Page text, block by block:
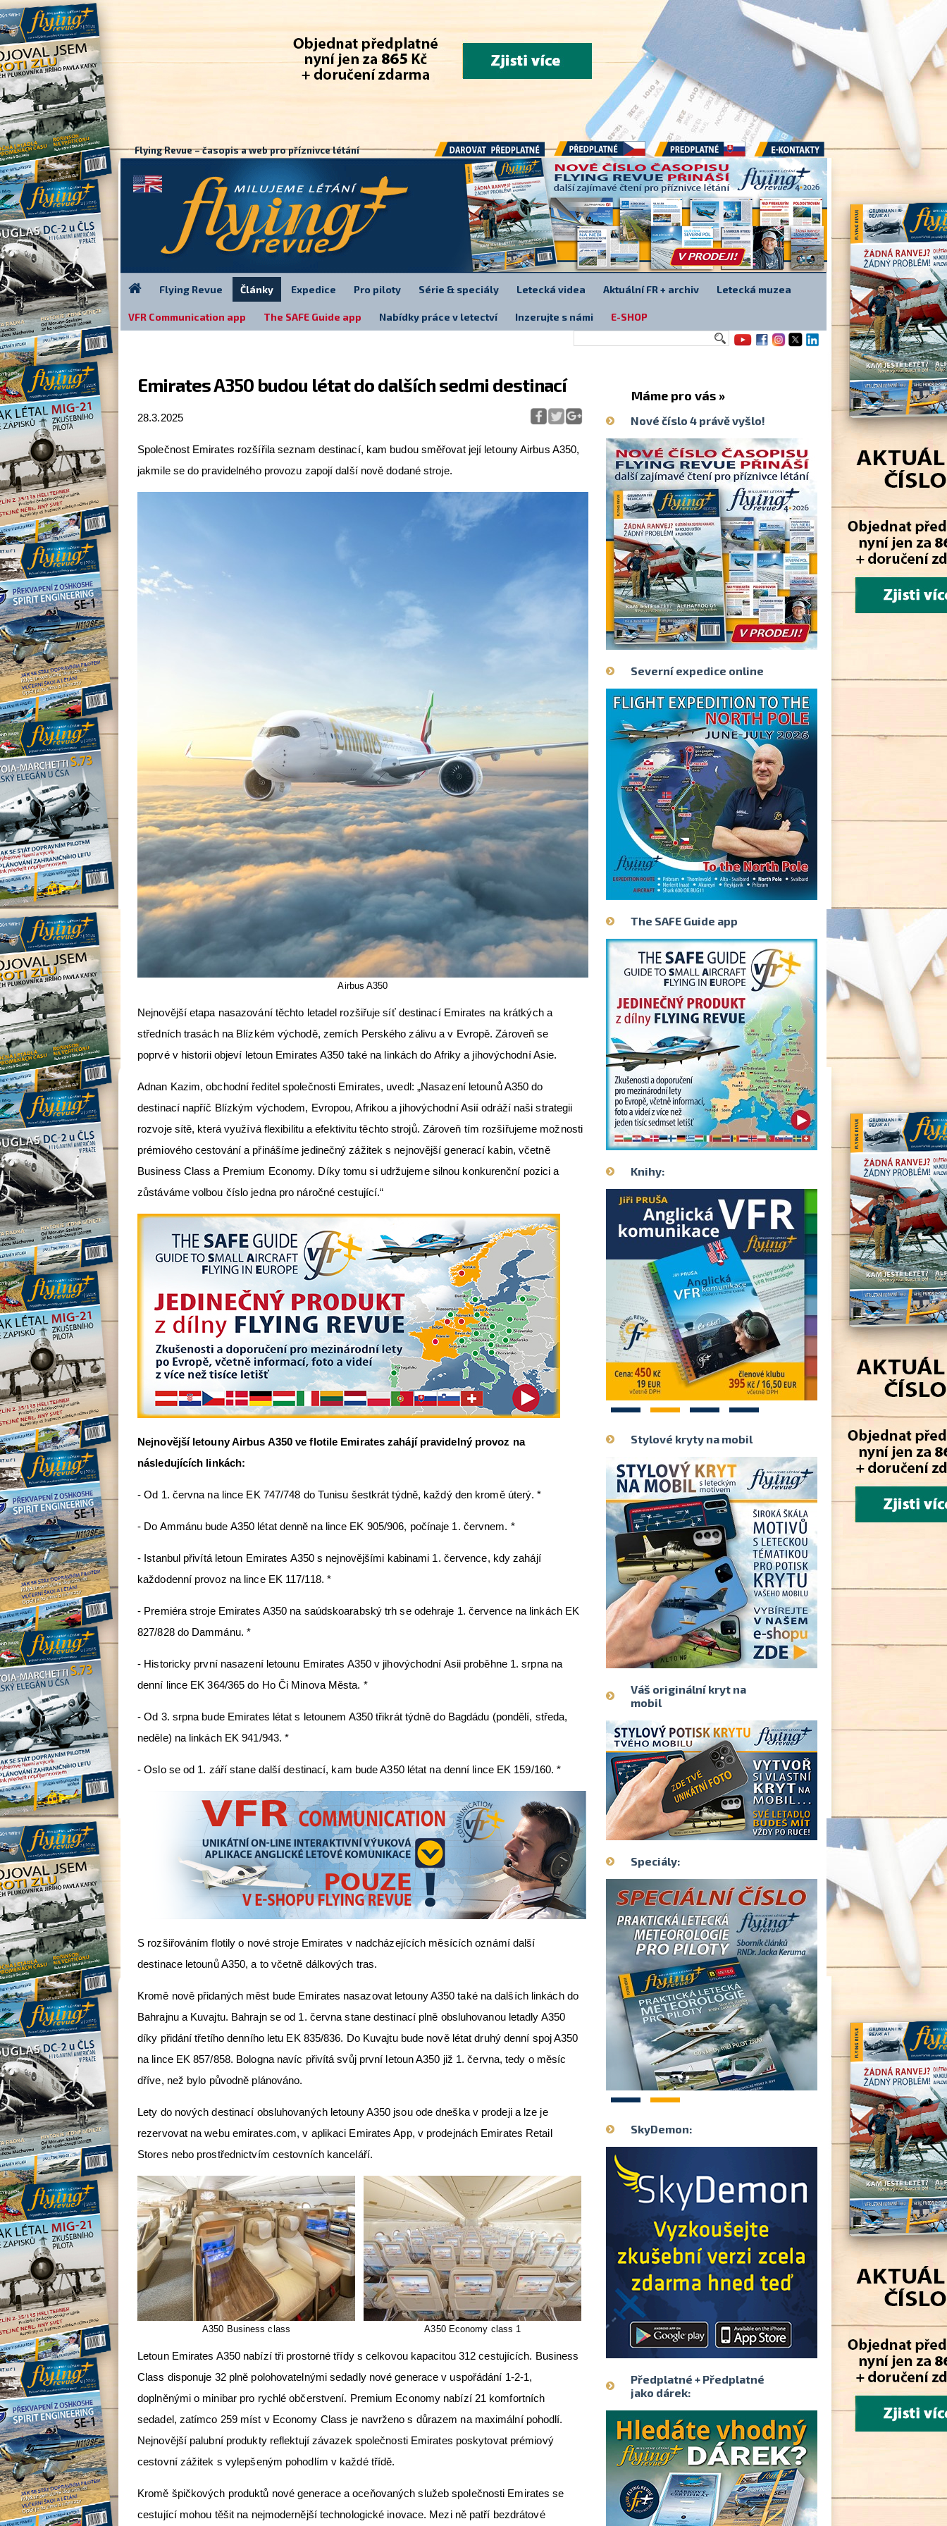
Emirates A350 budou létat do dalších sedmi destinací
28.3.2025
Společnost Emirates rozšířila seznam destinací, kam budou směřovat její letouny Airbus A350,
jakmile se do pravidelného provozu zapojí další nově dodané stroje.
Airbus A350
Nejnovější etapa nasazování těchto letadel rozšiřuje síť destinací Emirates na krátkých a
středních trasách na Blízkém východě, zemích Perského zálivu a v Evropě. Zároveň se
poprvé v historii objeví letoun Emirates A350 také na linkách do Afriky a jihovýchodní Asie.
Adnan Kazim, obchodní ředitel společnosti Emirates, uvedl: „Nasazení letounů A350 do
destinací napříč Blízkým východem, Evropou, Afrikou a jihovýchodní Asií odráží naši strategii
rozvoje sítě, která využívá flexibilitu a efektivitu těchto strojů. Zároveň tím rozšiřujeme možnosti
prémiového cestování a přinášíme jedinečný zážitek s nejnovější generací kabin, včetně
Business Class a Premium Economy. Díky tomu si udržujeme silnou konkurenční pozici a
zůstáváme volbou číslo jedna pro náročné cestující.“
Nejnovější letouny Airbus A350 ve flotile Emirates zahájí pravidelný provoz na
následujících linkách:
- Od 1. června na lince EK 747/748 do Tunisu šestkrát týdně, každý den kromě úterý. *
- Do Ammánu bude A350 létat denně na lince EK 905/906, počínaje 1. červnem. *
- Istanbul přivítá letoun Emirates A350 s nejnovějšími kabinami 1. července, kdy zahájí
každodenní provoz na lince EK 117/118. *
- Premiéra stroje Emirates A350 na saúdskoarabský trh se odehraje 1. července na linkách EK
827/828 do Dammánu. *
- Historicky první nasazení letounu Emirates A350 v jihovýchodní Asii proběhne 1. srpna na
denní lince EK 364/365 do Ho Či Minova Města. *
- Od 3. srpna bude Emirates létat s letounem A350 třikrát týdně do Bagdádu (pondělí, středa,
neděle) na linkách EK 941/943. *
- Oslo se od 1. září stane další destinací, kam bude A350 létat na denní lince EK 159/160. *
S rozšiřováním flotily o nové stroje Emirates v nadcházejících měsících oznámí další
destinace letounů A350, a to včetně dálkových tras.
Kromě nově přidaných měst bude Emirates nasazovat letouny A350 také na dalších linkách do
Bahrajnu a Kuvajtu. Bahrajn se od 1. června stane destinací plně obsluhovanou letadly A350
díky přidání třetího denního letu EK 835/836. Do Kuvajtu bude nově létat druhý denní spoj A350
na lince EK 857/858. Bologna navíc přivítá svůj první letoun A350 již 1. června, tedy o měsíc
dříve, než bylo původně plánováno.
Lety do nových destinací obsluhovaných letouny A350 jsou ode dneška v prodeji a lze je
rezervovat na webu emirates.com, v aplikaci Emirates App, v prodejnách Emirates Retail
Stores nebo prostřednictvím cestovních kanceláří.
A350 Business class A350 Economy class 1
Letoun Emirates A350 nabízí tři prostorné třídy s celkovou kapacitou 312 cestujících. Business
Class disponuje 32 plně polohovatelnými sedadly nové generace v uspořádání 1-2-1,
doplněnými o minibar pro rychlé občerstvení. Premium Economy nabízí 21 komfortních
sedadel, zatímco 259 míst v Economy Class je navrženo s důrazem na maximální pohodlí.
Nejnovější palubní produkty reflektují závazek společnosti Emirates poskytovat prémiový
cestovní zážitek s vylepšeným pohodlím v každé třídě.
Kromě špičkových produktů nové generace a oceňovaných služeb společnosti Emirates se
cestující mohou těšit na nejmodernější technologické inovace. Mezi ně patří bezdrátové
Máme pro vás »
Nové číslo 4 právě vyšlo!
Severní expedice online
The SAFE Guide app
Knihy:
1 2 3 4
Stylové kryty na mobil
Váš originální kryt na
mobil
Speciály:
1 2
SkyDemon:
Předplatné + Předplatné
jako dárek:
Flying Revue – časopis a web pro příznivce létání
Darovat předplatné Předplatné Předplatné E-kontakty
Flying Revue Články Expedice Pro piloty Série & speciály Letecká videa Aktuální FR + archiv Letecká muzea
VFR Communication app The SAFE Guide app Nabídky práce v letectví Inzerujte s námi E-SHOP